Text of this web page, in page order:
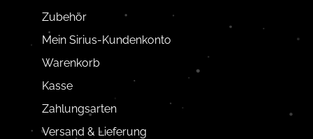
Zubehör
Mein Sirius-Kundenkonto
Warenkorb
Kasse
Zahlungsarten
Versand & Lieferung